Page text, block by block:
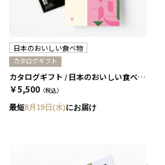
日本のおいしい食べ物
カタログギフト
カタログギフト / 日本のおいしい食べ物 全9種類 蓮
￥5,500 （税込）
最短8月19日(水)にお届け